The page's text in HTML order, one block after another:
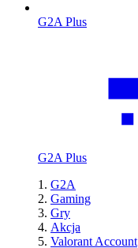
G2A Plus
G2A Plus
G2A
Gaming
Gry
Akcja
Valorant Account